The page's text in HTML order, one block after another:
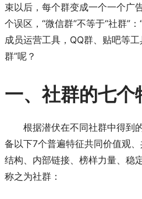
束以后，每个群变成一个一个广
个误区，“微信群”不等于“社群”
成员运营工具，QQ群、贴吧等
群”呢？
一、社群的七个
根据潜伏在不同社群中得到
备以下7个普遍特征共同价值观
结构、内部链接、榜样力量、稳
称之为社群：